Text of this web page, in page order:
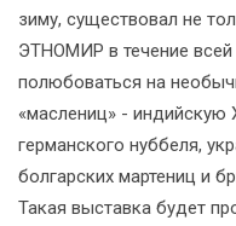
зиму, существовал не
ЭТНОМИР в течение всей
полюбоваться на
«маслениц» - индийскую
германского нуббеля,
болгарских мартениц и
Такая выставка будет